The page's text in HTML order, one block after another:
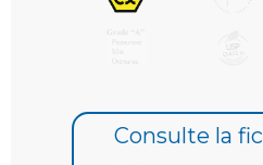
Consulte la